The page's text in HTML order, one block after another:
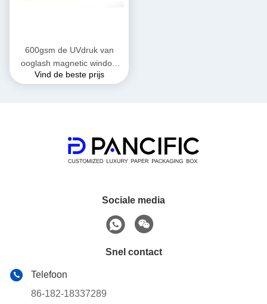
600gsm de UVdruk van
ooglash magnetic window
box packaging
Vind de beste prijs
Sociale media
Snel contact
Telefoon
86-182-18337289